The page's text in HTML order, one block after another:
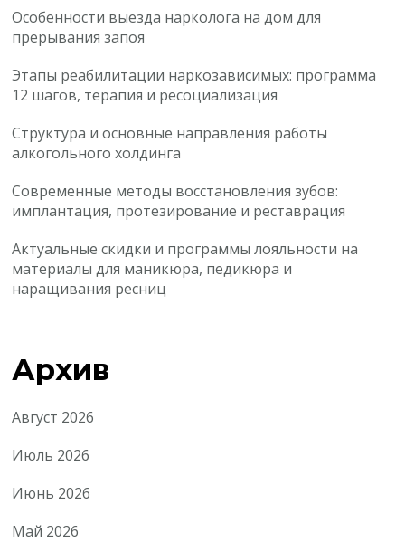
Особенности выезда нарколога на дом для
прерывания запоя
Этапы реабилитации наркозависимых: программа
12 шагов, терапия и ресоциализация
Структура и основные направления работы
алкогольного холдинга
Современные методы восстановления зубов:
имплантация, протезирование и реставрация
Актуальные скидки и программы лояльности на
материалы для маникюра, педикюра и
наращивания ресниц
Архив
Август 2026
Июль 2026
Июнь 2026
Май 2026